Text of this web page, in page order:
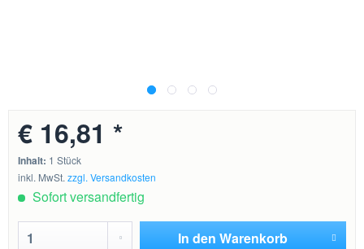
€ 16,81 *
Inhalt: 1 Stück
inkl. MwSt.zzgl. Versandkosten
Sofort versandfertig
In den Warenkorb